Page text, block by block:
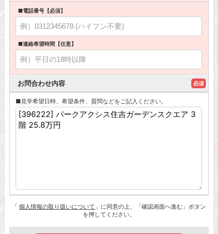
■電話番号【必須】
■連絡希望時間【任意】
お問合わせ内容 必須
■見学希望日時、希望条件、質問などをご記入ください。
「個人情報の取り扱いについて 」に同意の上、「確認画面へ進む」ボタン
を押してください。